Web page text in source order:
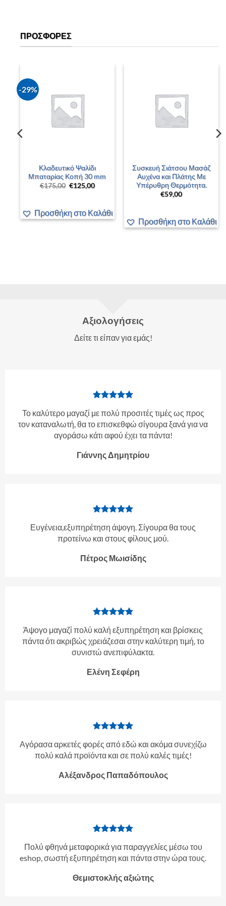
ΠΡΟΣΦΟΡΈΣ
-29%
Κλαδευτικό Ψαλίδι
Μπαταρίας Κοπή 30 mm
€175,00 Original
€125,00Η
€125,00.
Προσθήκη στο Καλάθι
Συσκευή Σιάτσου Μασάζ
Αυχένα και Πλάτης Με
Υπέρυθρη Θερμότητα.
€59,00
Προσθήκη στο Καλάθι
Αξιολογήσεις
Δείτε τι είπαν για εμάς!
Το καλύτερο μαγαζί με πολύ προσιτές τιμές ως προς
τον καταναλωτή, θα το επισκεθφώ σίγουρα ξανά για να
αγοράσω κάτι αφού έχει τα πάντα!
Γιάννης Δημητρίου
Ευγένεια,εξυπηρέτηση άψογη. Σίγουρα θα τους
προτείνω και στους φίλους μού.
Πέτρος Μωισίδης
Άψογο μαγαζί πολύ καλή εξυπηρέτηση και βρίσκεις
πάντα ότι ακριβώς χρειάζεσαι στην καλύτερη τιμή, το
συνιστώ ανεπιφύλακτα.
Ελένη Σεφέρη
Αγόρασα αρκετές φορές από εδώ και ακόμα συνεχίζω
πολύ καλά προϊόντα και σε πολύ καλές τιμές!
Αλέξανδρος Παπαδόπουλος
Πολύ φθηνά μεταφορικά για παραγγελίες μέσω του
eshop, σωστή εξυπηρέτηση και πάντα στην ώρα τους.
Θεμιστοκλής αξιώτης